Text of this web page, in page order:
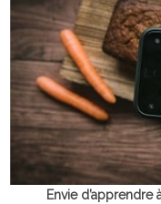
Envie